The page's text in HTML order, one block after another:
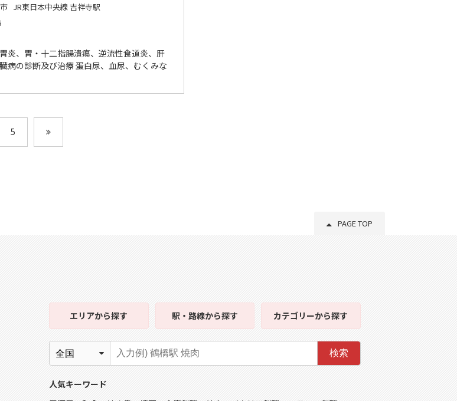
JR東日本中央線 吉祥寺駅
炎、胃・十二指腸潰瘍、逆流性食道炎、肝
病の診断及び治療 蛋白尿、血尿、むくみな
5
PAGE TOP
エリアから探す 駅・路線から探す カテゴリーから探す
検索
人気キーワード